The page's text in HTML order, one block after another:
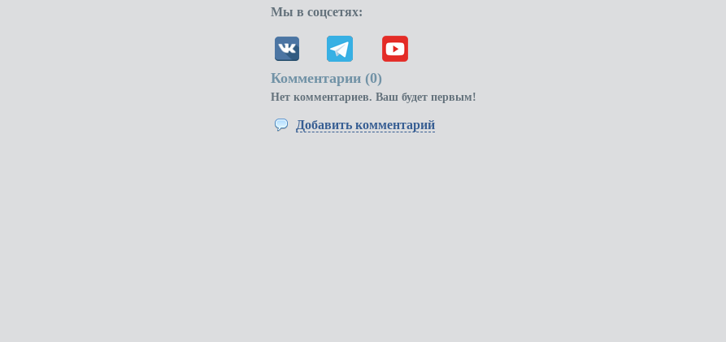
Мы в соцсетях:
Комментарии (0)
Нет комментариев. Ваш будет первым!
Добавить комментарий